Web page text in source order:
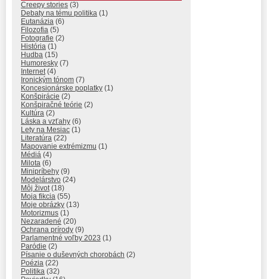
Creepy stories (3)
Debaty na tému politika (1)
Eutanázia (6)
Filozofia (5)
Fotografie (2)
História (1)
Hudba (15)
Humoresky (7)
Internet(4)
Ironickým tónom (7)
Koncesionárske poplatky (1)
Konšpirácie (2)
Konšpiračné teórie (2)
Kultúra (2)
Láska a vzťahy (6)
Lety na Mesiac (1)
Literatúra (22)
Mapovanie extrémizmu (1)
Médiá (4)
Milota (6)
Minipríbehy (9)
Modelárstvo (24)
Môj život(18)
Moja fikcia (55)
Moje obrázky (13)
Motorizmus (1)
Nezaradené (20)
Ochrana prírody (9)
Parlamentné voľby 2023 (1)
Paródie (2)
Písanie o duševných chorobách (2)
Poézia (22)
Politika (32)